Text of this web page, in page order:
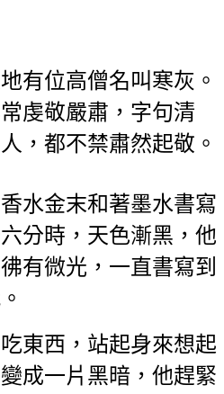
有位高僧名叫寒灰。
虔敬嚴肅，字句清
，都不禁肅然起敬。
水金末和著墨水書寫
分時，天色漸黑，他
有微光，一直書寫到
東西，站起身來想起
成一片黑暗，他趕緊